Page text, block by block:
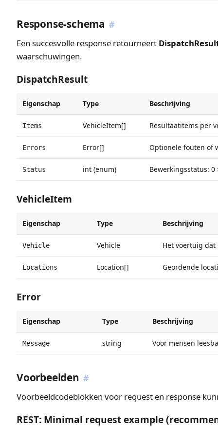
Response-schema #
Een succesvolle response retourneert
waarschuwingen.
DispatchResult
Eigenschap Type Beschrijving
Items VehicleItem[] Resultaatitems per
Errors Error[] Optionele fouten of
Status int (enum) Bewerkingsstatus: 0
VehicleItem
Eigenschap Type Beschrijving
Vehicle Vehicle Het voertuig
Locations Location[] Geordende
Error
Eigenschap Type Beschrijving
Message string Voor mensen
Voorbeelden #
Voorbeeldcodeblokken voor request en response
REST: Minimal request example